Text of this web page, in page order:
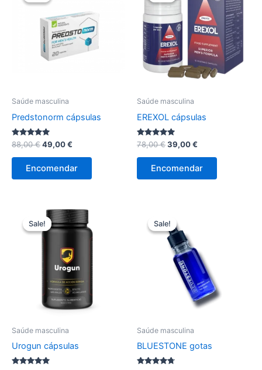
Saúde masculina
Predstonorm cápsulas
Avaliação
5.00
de 5
88,00€O
original
era:
49,00€
é:
Encomendar
Saúde masculina
EREXOL cápsulas
Avaliação
4.89
de 5
78,00€O
original
era:
39,00€
é:
Encomendar
Sale!
Sale!
Saúde masculina
Urogun cápsulas
Sale!
Sale!
Saúde masculina
BLUESTONE gotas